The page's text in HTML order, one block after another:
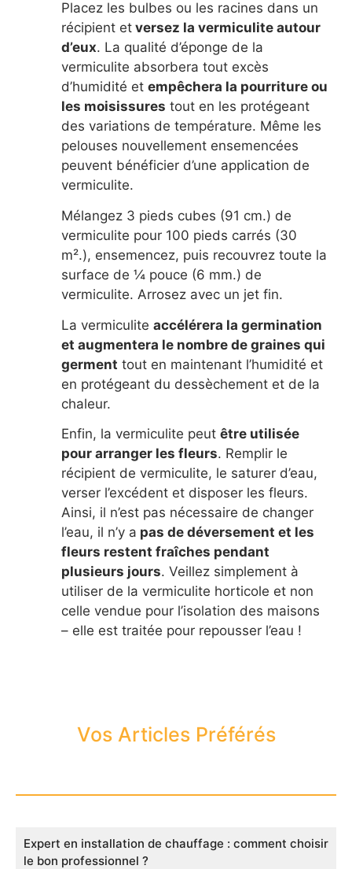
Placez les bulbes ou les racines dans un
récipient et versez la vermiculite autour
d’eux. La qualité d’éponge de la
vermiculite absorbera tout excès
d’humidité et empêchera la pourriture ou
les moisissures tout en les protégeant
des variations de température. Même les
pelouses nouvellement ensemencées
peuvent bénéficier d’une application de
vermiculite.
Mélangez 3 pieds cubes (91 cm.) de
vermiculite pour 100 pieds carrés (30
m².), ensemencez, puis recouvrez toute la
surface de ¼ pouce (6 mm.) de
vermiculite. Arrosez avec un jet fin.
La vermiculite accélérera la germination
et augmentera le nombre de graines qui
germent tout en maintenant l’humidité et
en protégeant du dessèchement et de la
chaleur.
Enfin, la vermiculite peut être utilisée
pour arranger les fleurs. Remplir le
récipient de vermiculite, le saturer d’eau,
verser l’excédent et disposer les fleurs.
Ainsi, il n’est pas nécessaire de changer
l’eau, il n’y a pas de déversement et les
fleurs restent fraîches pendant
plusieurs jours. Veillez simplement à
utiliser de la vermiculite horticole et non
celle vendue pour l’isolation des maisons
– elle est traitée pour repousser l’eau !
Vos Articles Préférés
Expert en installation de chauffage : comment choisir
le bon professionnel ?